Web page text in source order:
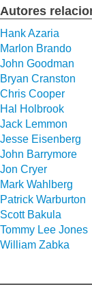
Autores
Hank Azaria
Marlon Brando
John Goodman
Bryan Cranston
Chris Cooper
Hal Holbrook
Jack Lemmon
Jesse Eisenberg
John Barrymore
Jon Cryer
Mark Wahlberg
Patrick Warburton
Scott Bakula
Tommy Lee Jones
William Zabka